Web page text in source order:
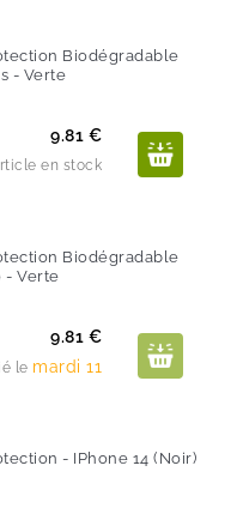
Biodégradable
- Verte
Prix
9.81 €
en stock
Biodégradable
- Verte
Prix
9.81 €
le mardi 11
- IPhone 14 (noir)